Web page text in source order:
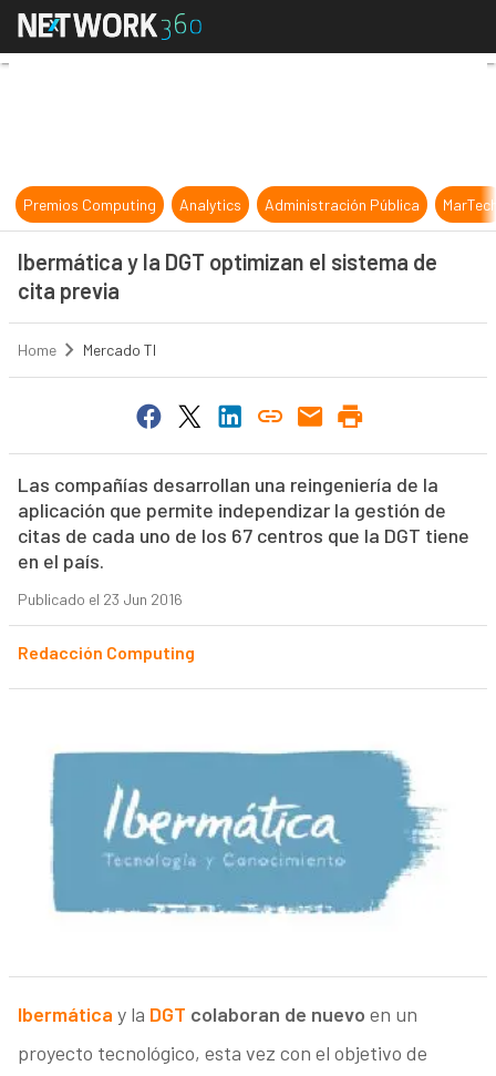
Ibermática y la DGT optimizan el
Premios Computing Analytics Administración Pública
Ibermática y la DGT optimizan el sistema de
cita previa
Home Mercado TI
Las compañías desarrollan una reingeniería de la
aplicación que permite independizar la gestión de
citas de cada uno de los 67 centros que la DGT tiene
en el país.
Publicado el 23 Jun 2016
Redacción Computing
Ibermática y la DGT colaboran de nuevo en un
proyecto tecnológico, esta vez con el objetivo de